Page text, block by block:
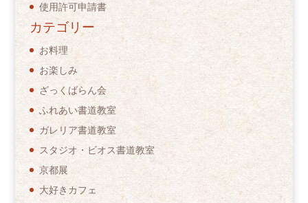
使用許可申請書
カテゴリー
お料理
お楽しみ
ざっくばらん会
ふれあい書道教室
ガレリア書道教室
スタジオ・ビオス書道教室
京都展
大好きカフェ